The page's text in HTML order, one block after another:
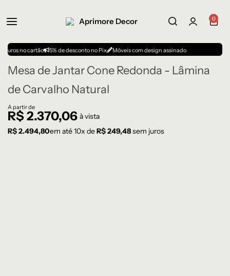
0
cartão 5% de desconto no Pix Móveis com design assinado
Mesa de Jantar Cone Redonda - Lâmina
de Carvalho Natural
A partir de
R$ 2.370,06 à vista
R$2.494,80em até10x deR$249,48sem juros